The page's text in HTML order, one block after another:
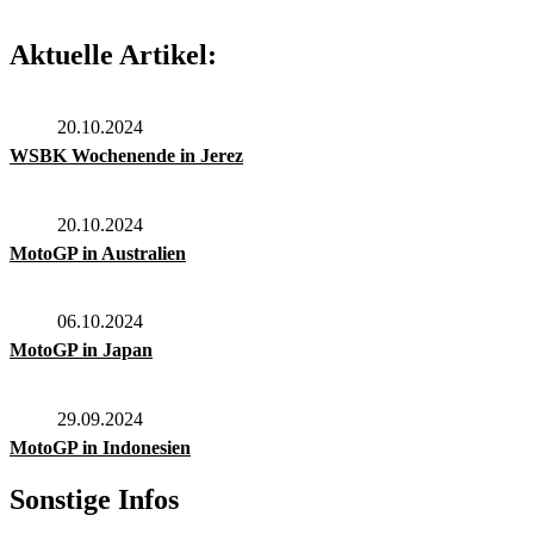
Aktuelle Artikel:
20.10.2024
WSBK Wochenende in Jerez
20.10.2024
MotoGP in Australien
06.10.2024
MotoGP in Japan
29.09.2024
MotoGP in Indonesien
Sonstige Infos